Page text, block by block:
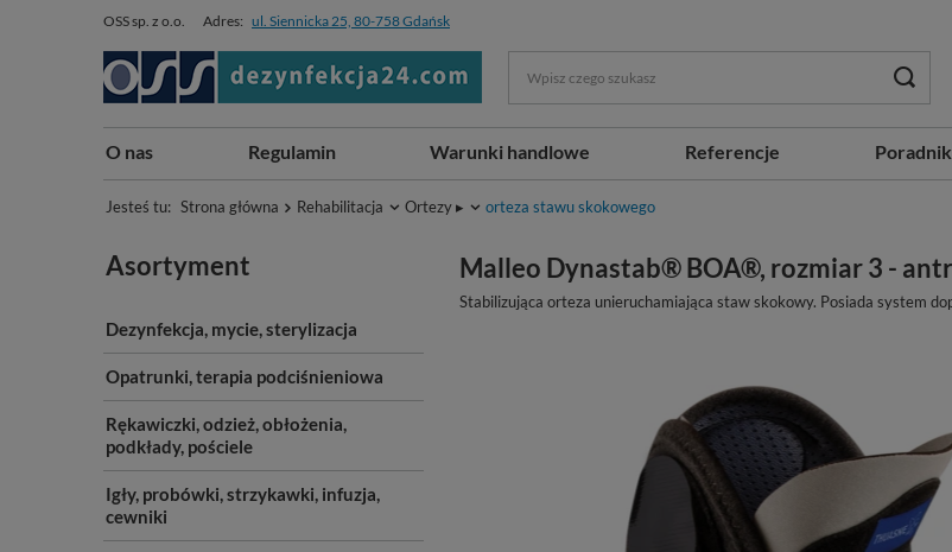
OSS sp. z o.o. Adres: ul. Siennicka 25, 80-758 Gdańsk
O nas Regulamin Warunki handlowe Referencje
Jesteś tu: Strona główna Rehabilitacja Ortezy ▸ orteza stawu skokowego
Asortyment
Dezynfekcja, mycie, sterylizacja
Opatrunki, terapia podciśnieniowa
Rękawiczki, odzież, obłożenia,
podkłady, pościele
Igły, probówki, strzykawki, infuzja,
cewniki
Malleo Dynastab® BOA®, rozmiar 3 -
Stabilizująca orteza unieruchamiająca staw skokowy. Posiada system